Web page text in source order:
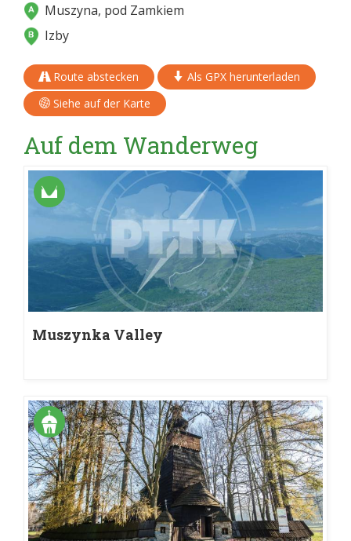
Muszyna, pod Zamkiem
Izby
Route abstecken
Als GPX herunterladen
Siehe auf der Karte
Auf dem Wanderweg
Muszynka Valley